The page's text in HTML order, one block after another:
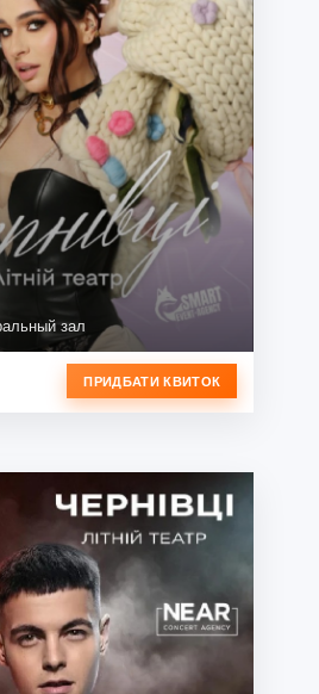
зал
ПРИДБАТИ КВИТОК